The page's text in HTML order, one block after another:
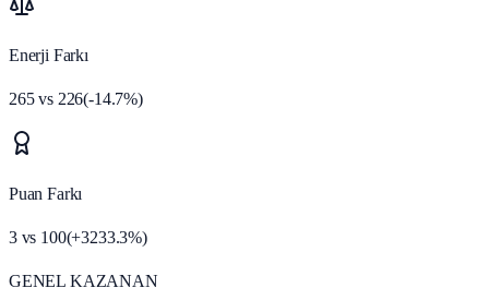
Enerji Farkı
265vs 226(-14.7%)
Puan Farkı
3vs 100(+3233.3%)
GENEL KAZANAN